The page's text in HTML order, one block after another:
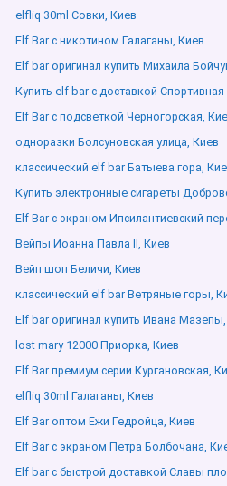
elfliq 30ml Совки, Киев
Elf Bar с никотином Галаганы, Киев
Elf bar оригинал купить Михаила
Купить elf bar с доставкой
Elf Bar с подсветкой Черногорская,
одноразки Болсуновская улица, Киев
классический elf bar Батыева гора,
Купить электронные сигареты
Elf Bar с экраном Ипсилантиевский
Вейпы Иоанна Павла ІІ, Киев
Вейп шоп Беличи, Киев
классический elf bar Ветряные горы,
Elf bar оригинал купить Ивана
lost mary 12000 Приорка, Киев
Elf Bar премиум серии Кургановская,
elfliq 30ml Галаганы, Киев
Elf Bar оптом Ежи Гедройца, Киев
Elf Bar с экраном Петра Болбочана,
Elf bar с быстрой доставкой Славы